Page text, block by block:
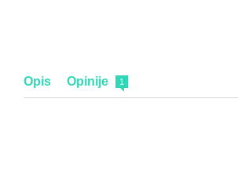
Opis Opinije 1